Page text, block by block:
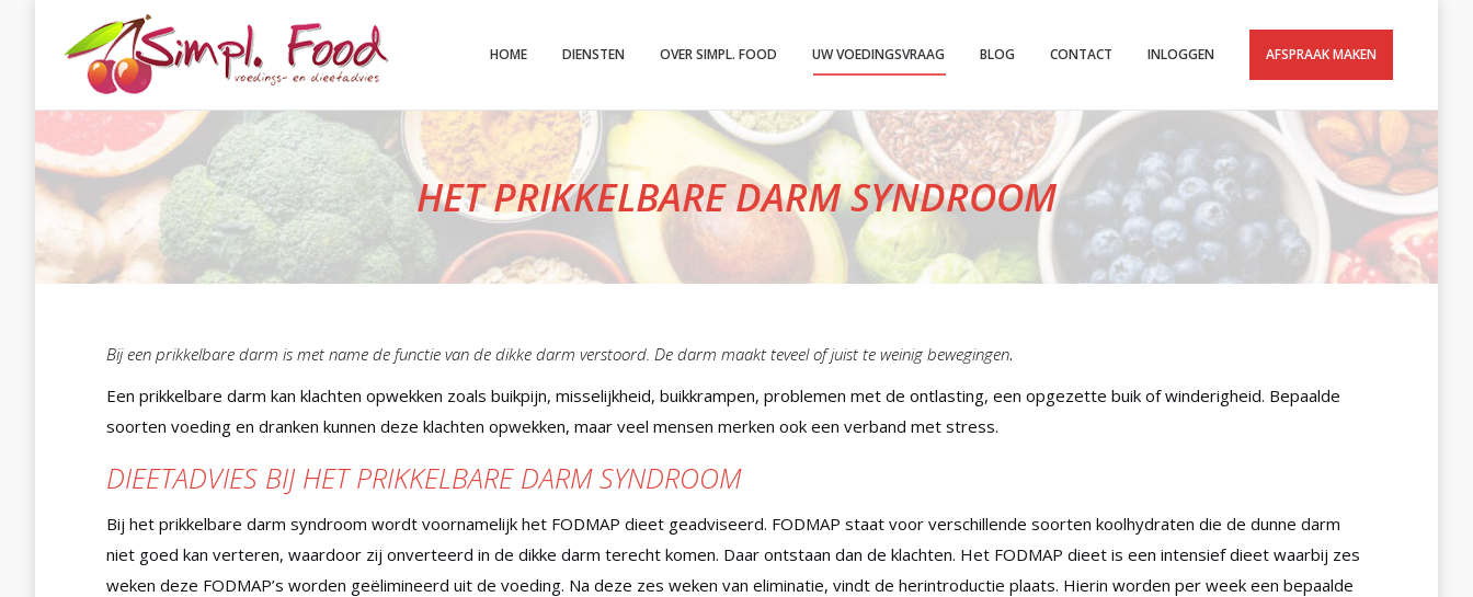
HOME DIENSTEN OVER SIMPL. FOOD UW VOEDINGSVRAAG BLOG CONTACT INLOGGEN AFSPRAAK MAKEN
HET PRIKKELBARE DARM SYNDROOM
Bij een prikkelbare darm is met name de functie van de dikke darm verstoord. De darm maakt teveel of juist te weinig bewegingen.
Een prikkelbare darm kan klachten opwekken zoals buikpijn, misselijkheid, buikkrampen, problemen met de ontlasting, een opgezette buik of winderigheid. Bepaalde
soorten voeding en dranken kunnen deze klachten opwekken, maar veel mensen merken ook een verband met stress.
DIEETADVIES BIJ HET PRIKKELBARE DARM SYNDROOM
Bij het prikkelbare darm syndroom wordt voornamelijk het FODMAP dieet geadviseerd. FODMAP staat voor verschillende soorten koolhydraten die de dunne darm
niet goed kan verteren, waardoor zij onverteerd in de dikke darm terecht komen. Daar ontstaan dan de klachten. Het FODMAP dieet is een intensief dieet waarbij zes
weken deze FODMAP’s worden geëlimineerd uit de voeding. Na deze zes weken van eliminatie, vindt de herintroductie plaats. Hierin worden per week een bepaalde